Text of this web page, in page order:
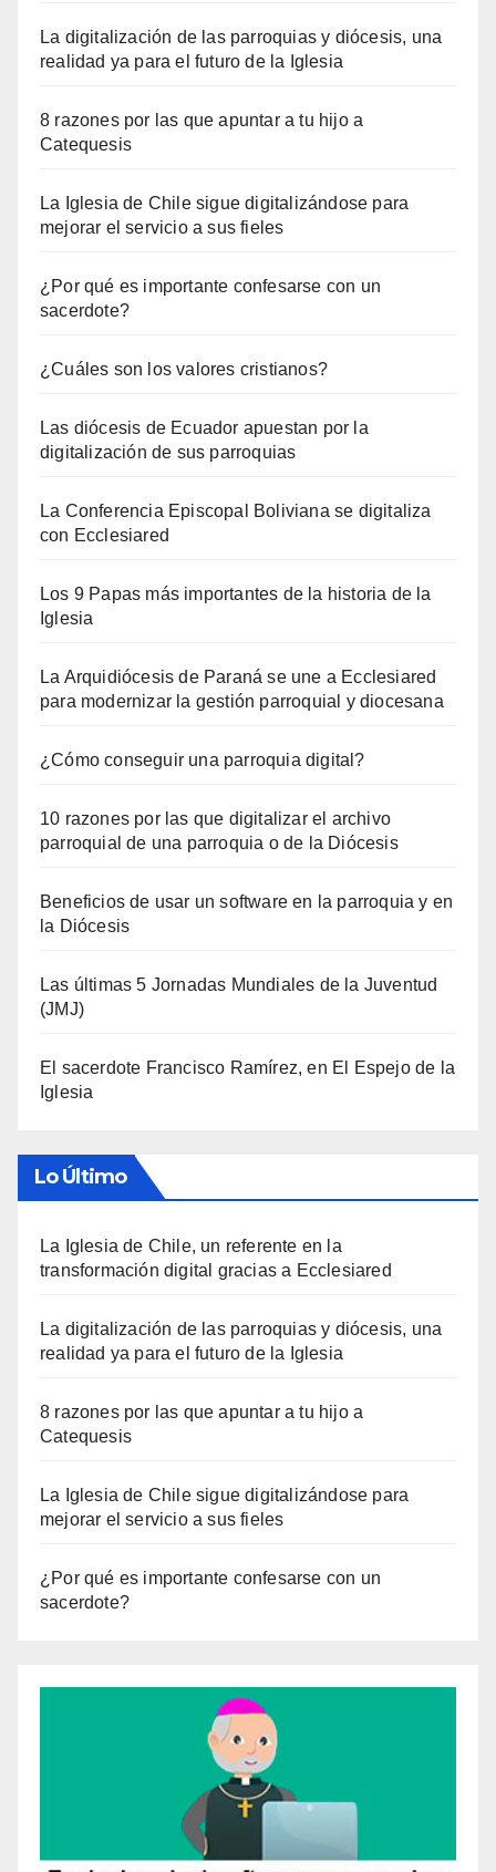
La digitalización de las parroquias y diócesis, una
realidad ya para el futuro de la Iglesia
8 razones por las que apuntar a tu hijo a
Catequesis
La Iglesia de Chile sigue digitalizándose para
mejorar el servicio a sus fieles
¿Por qué es importante confesarse con un
sacerdote?
¿Cuáles son los valores cristianos?
Las diócesis de Ecuador apuestan por la
digitalización de sus parroquias
La Conferencia Episcopal Boliviana se digitaliza
con Ecclesiared
Los 9 Papas más importantes de la historia de la
Iglesia
La Arquidiócesis de Paraná se une a Ecclesiared
para modernizar la gestión parroquial y diocesana
¿Cómo conseguir una parroquia digital?
10 razones por las que digitalizar el archivo
parroquial de una parroquia o de la Diócesis
Beneficios de usar un software en la parroquia y en
la Diócesis
Las últimas 5 Jornadas Mundiales de la Juventud
(JMJ)
El sacerdote Francisco Ramírez, en El Espejo de la
Iglesia
Lo Último
La Iglesia de Chile, un referente en la
transformación digital gracias a Ecclesiared
La digitalización de las parroquias y diócesis, una
realidad ya para el futuro de la Iglesia
8 razones por las que apuntar a tu hijo a
Catequesis
La Iglesia de Chile sigue digitalizándose para
mejorar el servicio a sus fieles
¿Por qué es importante confesarse con un
sacerdote?